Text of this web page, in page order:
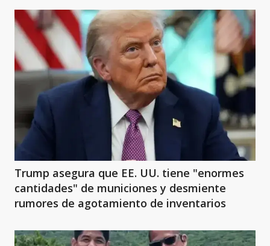
Trump asegura que EE. UU. tiene "enormes
cantidades" de municiones y desmiente
rumores de agotamiento de inventarios